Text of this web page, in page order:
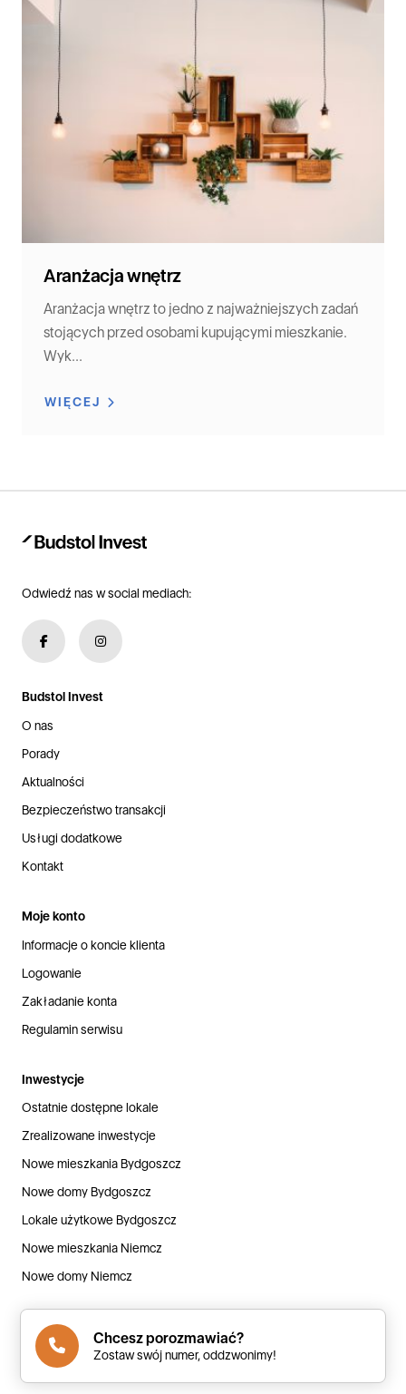
Chcesz porozmawiać?
Zostaw swój numer, oddzwonimy!
Aranżacja wnętrz
Aranżacja wnętrz to jedno z najważniejszych zadań
stojących przed osobami kupującymi mieszkanie.
Wyk...
WIĘCEJ
Odwiedź nas w social mediach:
Budstol Invest
O nas
Porady
Aktualności
Bezpieczeństwo transakcji
Usługi dodatkowe
Kontakt
Moje konto
Informacje o koncie klienta
Logowanie
Zakładanie konta
Regulamin serwisu
Inwestycje
Ostatnie dostępne lokale
Zrealizowane inwestycje
Nowe mieszkania Bydgoszcz
Nowe domy Bydgoszcz
Lokale użytkowe Bydgoszcz
Nowe mieszkania Niemcz
Nowe domy Niemcz
© Copyright 2000-2026 byBudstol Invest Sp. z o.o.